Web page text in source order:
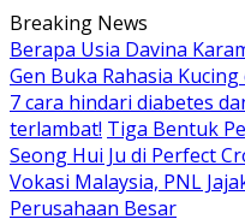
Skip
to
content
Breaking News
Berapa Usia Davina
Gen Buka Rahasia
7 cara hindari diabetes
terlambat! Tiga Bentuk
Seong Hui Ju di Perfect
Vokasi Malaysia, PNL
Perusahaan Besar